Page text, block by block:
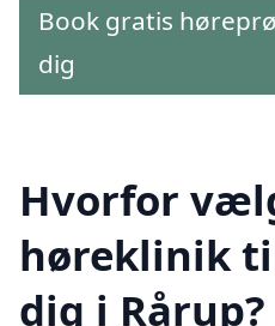
Book gratis
dig
Hvorfor
høreklinik
dig i Rårup?